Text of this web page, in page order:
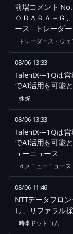
前場コメント
ＯＢＡＲＡ－Ｇ
ース - トレーダ
トレーダーズ・ウェ
08/06 13:33
TalentX---1Qは
でAI活用を可能
株探
08/06 13:33
TalentX---1Qは
でAI活用を可能
ューニュース
ｄメニューニュース
08/06 11:46
NTTデータフロ
し、リファラル
時事ドットコム